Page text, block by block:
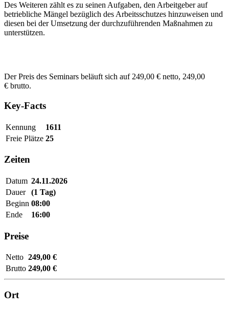
Des Weiteren zählt es zu seinen Aufgaben, den Arbeitgeber auf
betriebliche Mängel bezüglich des Arbeitsschutzes hinzuweisen und
diesen bei der Umsetzung der durchzuführenden Maßnahmen zu
unterstützen.
Der Preis des Seminars beläuft sich auf 249,00 € netto, 249,00
€ brutto.
Key-Facts
Kennung
1611
Freie Plätze 25
Zeiten
Datum 24.11.2026
Dauer
(1 Tag)
Beginn 08:00
Ende
16:00
Preise
Netto 249,00 €
Brutto 249,00 €
Ort